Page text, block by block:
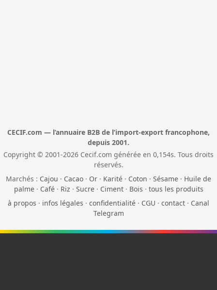
CECIF.com — l’annuaire B2B de l’import-export francophone,
depuis 2001.
Copyright © 2001-2026 Cecif.com générée en 0,154s. Tous droits
réservés.
Marchés : Cajou · Cacao · Or · Karité · Coton · Sésame · Huile de
palme· Café· Riz · Sucre· Ciment· Bois · tous les produits
à propos · infos légales · confidentialité · CGU · contact · Canal
Telegram